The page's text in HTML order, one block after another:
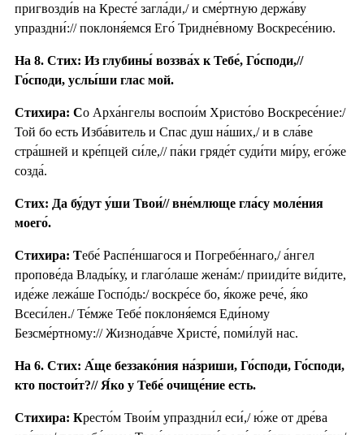
пригвозди́в на Кресте́ загла́ди,/ и сме́ртную держа́ву
упраздни́:// поклоня́емся Его́ Тридне́вному Воскресе́нию.
На 8. Стих: Из глубины́ воззва́х к Тебе́, Го́споди,//
Го́споди, услы́ши глас мой.
Стихира: Со Арха́нгелы воспои́м Христо́во Воскресе́ние:/
Той бо есть Изба́витель и Спас душ на́ших,/ и в сла́ве
стра́шней и кре́пцей си́ле,// па́ки гряде́т суди́ти ми́ру, его́же
созда́.
Стих: Да бу́дут у́ши Твои́// вне́млюще гла́су моле́ния
моего́.
Стихира: Тебе́ Распе́ншагося и Погребе́ннаго,/ а́нгел
пропове́да Влады́ку, и глаго́лаше жена́м:/ прииди́те ви́дите,
иде́же лежа́ше Госпо́дь:/ воскре́се бо, я́коже рече́, я́ко
Всеси́лен./ Те́мже Тебе́ поклоня́емся Еди́ному
Безсме́ртному:// Жизнода́вче Христе́, поми́луй нас.
На 6. Стих: А́ще беззако́ния на́зриши, Го́споди, Го́споди,
кто постои́т?// Я́ко у Тебе́ очище́ние есть.
Стихира: Кресто́м Твои́м упраздни́л еси́,/ ю́же от дре́ва